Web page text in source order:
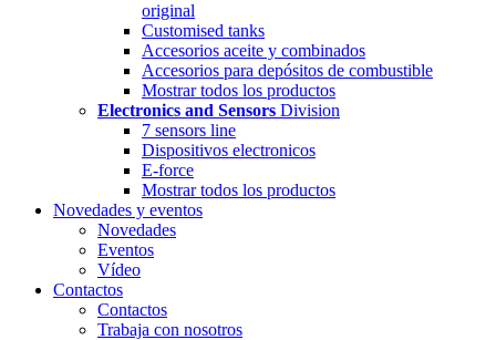
original
Customised tanks
Accesorios aceite y combinados
Accesorios para depósitos de combustible
Mostrar todos los productos
Electronics and Sensors Division
7 sensors line
Dispositivos electronicos
E-force
Mostrar todos los productos
Novedades y eventos
Novedades
Eventos
Vídeo
Contactos
Contactos
Trabaja con nosotros